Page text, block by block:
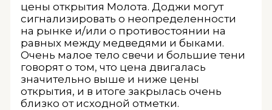
цены открытия Молота. Доджи могут
сигнализировать о неопределенности
на рынке и/или о противостоянии на
равных между медведями и быками.
Очень малое тело свечи и большие тени
говорят о том, что цена двигалась
значительно выше и ниже цены
открытия, и в итоге закрылась очень
близко от исходной отметки.